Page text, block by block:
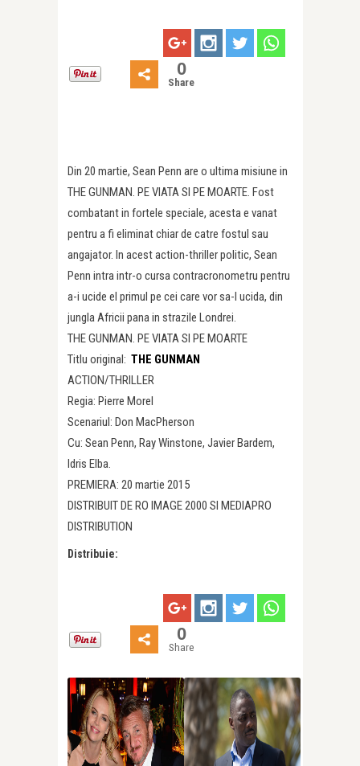
0
Share
Din 20 martie, Sean Penn are o ultima misiune in
THE GUNMAN. PE VIATA SI PE MOARTE. Fost
combatant in fortele speciale, acesta e vanat
pentru a fi eliminat chiar de catre fostul sau
angajator. In acest action-thriller politic, Sean
Penn intra intr-o cursa contracronometru pentru
a-i ucide el primul pe cei care vor sa-l ucida, din
jungla Africii pana in strazile Londrei.
THE GUNMAN. PE VIATA SI PE MOARTE
Titlu original: THE GUNMAN
ACTION/THRILLER
Regia: Pierre Morel
Scenariul: Don MacPherson
Cu: Sean Penn, Ray Winstone, Javier Bardem,
Idris Elba.
PREMIERA: 20 martie 2015
DISTRIBUIT DE RO IMAGE 2000 SI MEDIAPRO
DISTRIBUTION
Distribuie:
0
Share